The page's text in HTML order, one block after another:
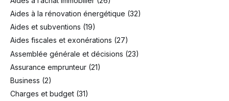
Aides à la rénovation énergétique (32)
Aides et subventions (19)
Aides fiscales et exonérations (27)
Assemblée générale et décisions (23)
Assurance emprunteur (21)
Business (2)
Charges et budget (31)